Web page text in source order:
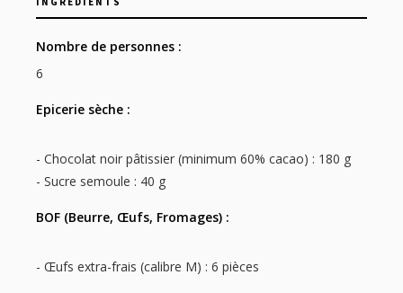
Nombre de personnes :
6
Epicerie sèche :
- Chocolat noir pâtissier (minimum 60% cacao) : 180 g
- Sucre semoule : 40 g
BOF (Beurre, Œufs, Fromages) :
- Œufs extra-frais (calibre M) : 6 pièces